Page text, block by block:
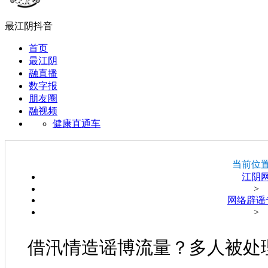
最江阴抖音
首页
最江阴
融直播
数字报
朋友圈
融视频
健康直通车
当前位
江阴网
>
网络辟谣
>
借汛情造谣博流量？多人被处